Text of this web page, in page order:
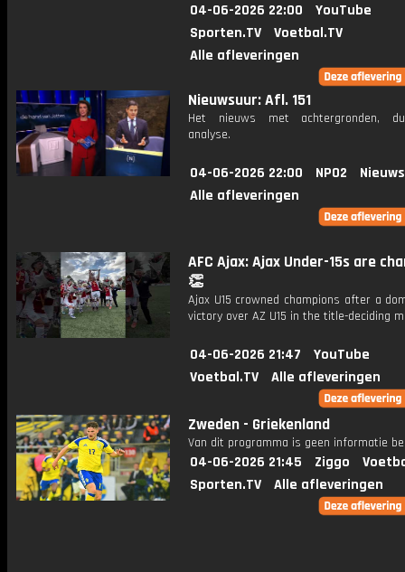
04-06-2026 22:00
YouTube
Sporten.TV
Voetbal.TV
Alle afleveringen
Nieuwsuur: Afl. 151
Het nieuws met achtergronden,
analyse.
04-06-2026 22:00 NPO2
Alle afleveringen
AFC Ajax: Ajax Under-15s are
👏
Ajax U15 crowned champions after a
victory over AZ U15 in the title-deciding
04-06-2026 21:47
YouTube
Voetbal.TV
Alle afleveringen
Zweden - Griekenland
Van dit programma is geen informatie
04-06-2026 21:45 Ziggo
Sporten.TV
Alle afleveringen